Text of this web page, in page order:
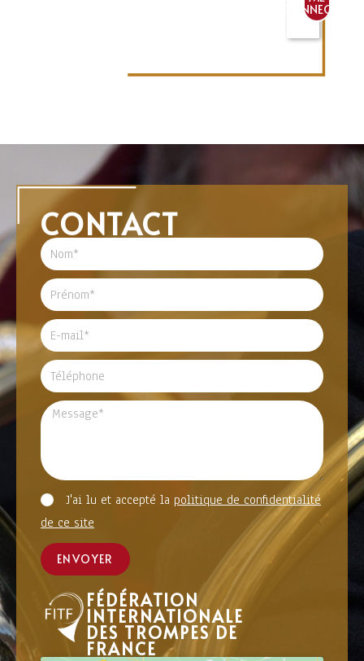
CONNECTER
CONTACT
J'ai lu et accepté la politique de confidentialité
de ce site
ENVOYER
FÉDÉRATION
INTERNATIONALE
DES TROMPES DE
FRANCE